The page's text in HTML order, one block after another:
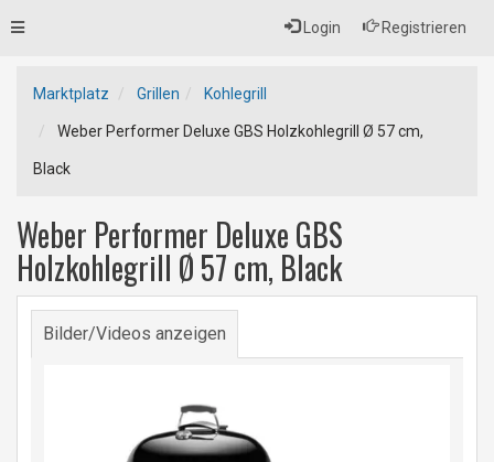
Login Registrieren
Toggle
Marktplatz Grillen Kohlegrill
Weber Performer Deluxe GBS Holzkohlegrill Ø 57 cm,
Black
Weber Performer Deluxe GBS
Holzkohlegrill Ø 57 cm, Black
Bilder/Videos anzeigen